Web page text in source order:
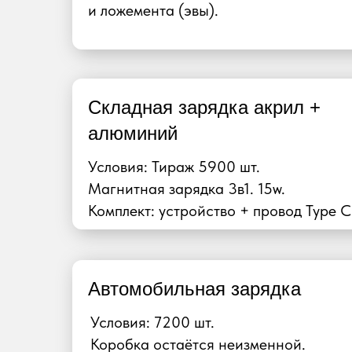
и ложемента (эвы).
Складная зарядка акрил +
алюминий
Условия: Тираж 5900 шт.
Магнитная зарядка 3в1. 15w.
Комплект: устройство + провод Type
Автомобильная зарядка
Условия: 7200 шт.
Коробка остаётся неизменной.